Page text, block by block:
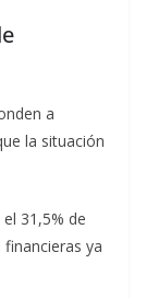
a
la situación
el 31,5% de
ya